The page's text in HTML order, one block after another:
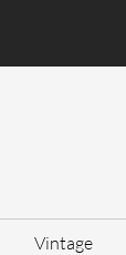
Vintage